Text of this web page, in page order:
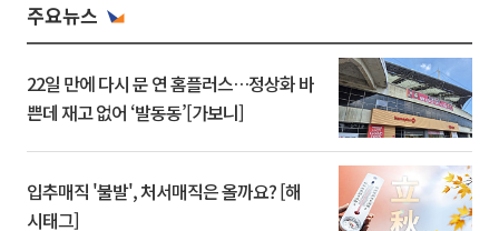
주요뉴스
22일 만에 다시 문 연 홈플러스…정상화 바
쁜데 재고 없어 ‘발동동’[가보니]
입추매직 '불발', 처서매직은 올까요? [해
시태그]